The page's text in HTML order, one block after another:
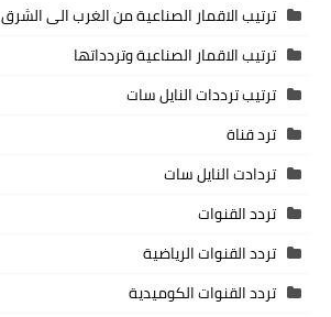
ترتيب الاقمار الصناعية من الغرب الى الشرق
ترتيب الاقمار الصناعية وتردداتها
ترتيب ترددات النايل سات
ترد قناة
تردادت النايل سات
تردد القنوات
تردد القنوات الرياضية
تردد القنوات الكوميدية